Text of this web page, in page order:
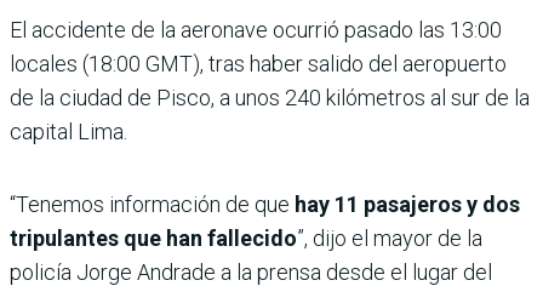
El accidente de la aeronave ocurrió pasado las 13:00
locales (18:00 GMT), tras haber salido del aeropuerto
de la ciudad de Pisco, a unos 240 kilómetros al sur de la
capital Lima.
“Tenemos información de que hay 11 pasajeros y dos
tripulantes que han fallecido”, dijo el mayor de la
policía Jorge Andrade a la prensa desde el lugar del